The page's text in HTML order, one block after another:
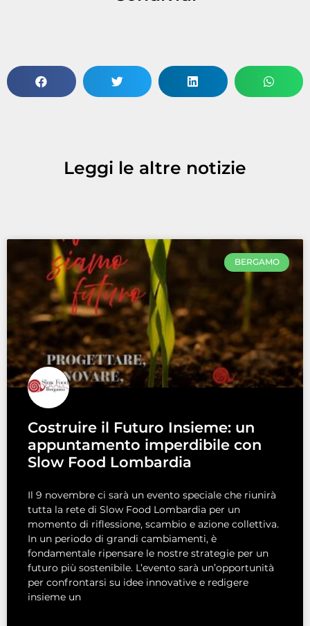
Leggi le altre notizie
BERGAMO
Costruire il Futuro Insieme: un
appuntamento imperdibile con
Slow Food Lombardia
Il 9 novembre ci sarà un evento speciale che riunirà
tutta la rete di Slow Food Lombardia per un
momento di riflessione, scambio e azione collettiva.
In un periodo di grandi cambiamenti, è
fondamentale ripensare le nostre strategie per un
futuro più sostenibile. L’evento sarà un’opportunità
per confrontarsi su idee innovative e redigere
insieme un